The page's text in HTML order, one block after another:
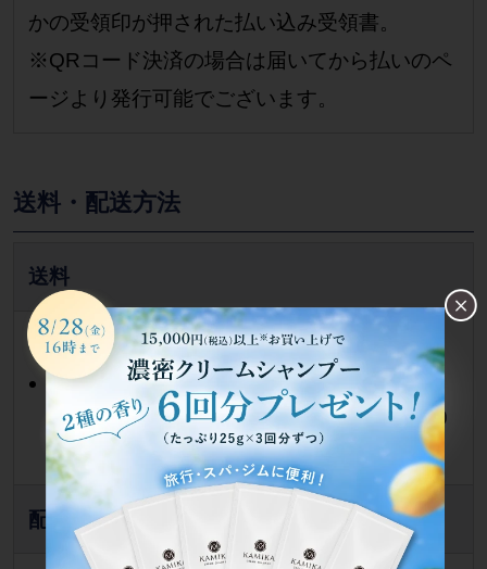
かの受領印が押された払い込み受領書。
※QRコード決済の場合は届いてから払いのペ
ージより発行可能でございます。
送料・配送方法
送料
定期コースはすべて送料無料
単品のご注文はメール便発送の商品を除き
ご注文金額5,000円（税込）未満：送料600
円（税込）
配送方法